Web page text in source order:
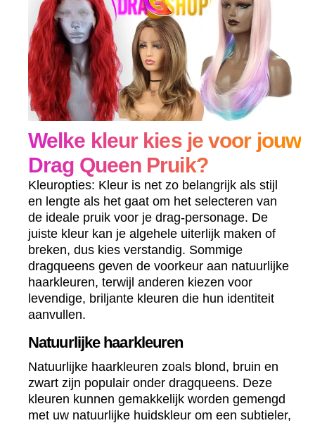
Welke kleur kies je voor jouw
Drag Queen Pruik?
Kleuropties: Kleur is net zo belangrijk als stijl
en lengte als het gaat om het selecteren van
de ideale pruik voor je drag-personage. De
juiste kleur kan je algehele uiterlijk maken of
breken, dus kies verstandig. Sommige
dragqueens geven de voorkeur aan natuurlijke
haarkleuren, terwijl anderen kiezen voor
levendige, briljante kleuren die hun identiteit
aanvullen.
Natuurlijke haarkleuren
Natuurlijke haarkleuren zoals blond, bruin en
zwart zijn populair onder dragqueens. Deze
kleuren kunnen gemakkelijk worden gemengd
met uw natuurlijke huidskleur om een subtieler,